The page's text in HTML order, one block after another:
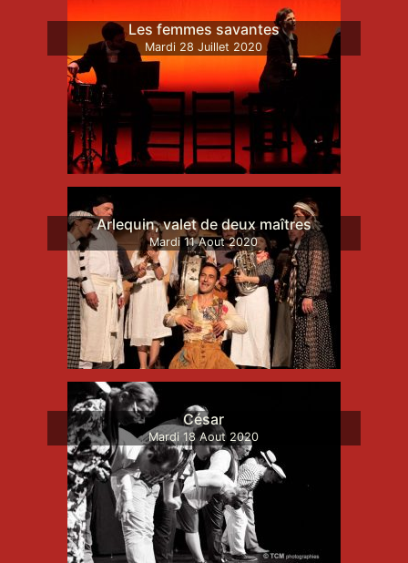
Les femmes savantes
Mardi 28 Juillet 2020
Arlequin, valet de deux maîtres
Mardi 11 Aout 2020
César
Mardi 18 Aout 2020